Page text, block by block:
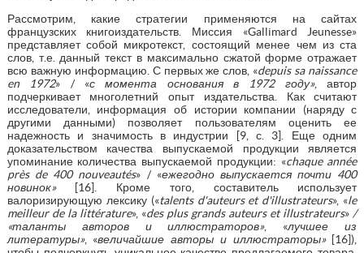
Рассмотрим, какие стратегии применяются на сайтах
французских книгоиздательств. Миссия «Gallimard Jeunesse»
представляет собой микротекст, состоящий менее чем из ста
слов, т.е. данный текст в максимально сжатой форме отражает
всю важную информацию. С первых же слов, «depuis sa naissance
en 1972» / «с момента основания в 1972 году», автор
подчеркивает многолетний опыт издательства. Как считают
исследователи, информация об истории компании (наряду с
другими данными) позволяет пользователям оценить ее
надежность и значимость в индустрии [9, с. 3]. Еще одним
доказательством качества выпускаемой продукции является
упоминание количества выпускаемой продукции: «chaque année
près de 400 nouveautés» / «ежегодно выпускается почти 400
новинок» [16]. Кроме того, составитель использует
валоризирующую лексику («talents d'auteurs et d'illustrateurs», «le
meilleur de la littérature», «des plus grands auteurs et illustrateurs» /
«таланты авторов и иллюстраторов», «лучшее из
литературы», «величайшие авторы и иллюстраторы»[16]),